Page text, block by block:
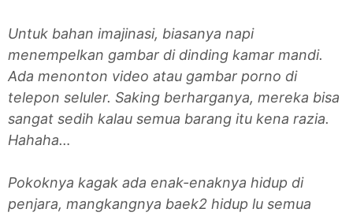
Untuk bahan imajinasi, biasanya napi
menempelkan gambar di dinding kamar mandi.
Ada menonton video atau gambar porno di
telepon seluler. Saking berharganya, mereka bisa
sangat sedih kalau semua barang itu kena razia.
Hahaha…
Pokoknya kagak ada enak-enaknya hidup di
penjara, mangkangnya baek2 hidup lu semua